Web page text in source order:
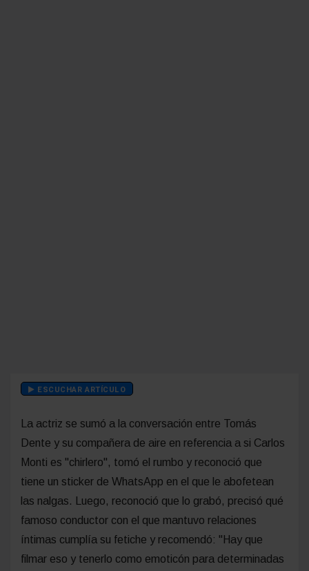
ESCUCHAR ARTÍCULO
La actriz se sumó a la conversación entre Tomás
Dente y su compañera de aire en referencia a si Carlos
Monti es "chirlero", tomó el rumbo y reconoció que
tiene un sticker de WhatsApp en el que le abofetean
las nalgas. Luego, reconoció que lo grabó, precisó qué
famoso conductor con el que mantuvo relaciones
íntimas cumplía su fetiche y recomendó: "Hay que
filmar eso y tenerlo como emoticón para determinadas